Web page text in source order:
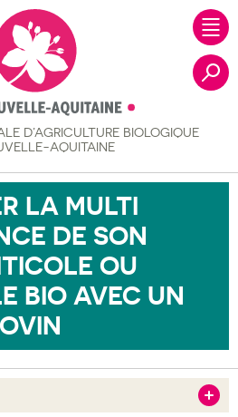
D’AGRICULTURE BIOLOGIQUE
AQUITAINE
LA MULTI
DE SON
OU
BIO AVEC UN